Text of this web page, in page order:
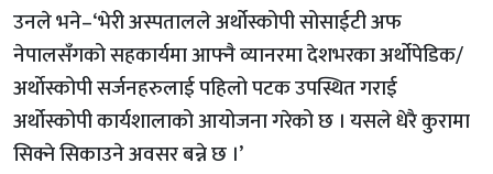
उनले भने–‘भेरी अस्पतालले अर्थोस्कोपी सोसाईटी अफ
नेपालसँगको सहकार्यमा आफ्नै व्यानरमा देशभरका अर्थोपेडिक/
अर्थाेस्कोपी सर्जनहरुलाई पहिलो पटक उपस्थित गराई
अर्थोस्कोपी कार्यशालाको आयोजना गरेको छ । यसले धेरै कुरामा
सिक्ने सिकाउने अवसर बन्ने छ ।’